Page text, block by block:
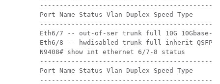
Port Name Status Vlan Duplex Speed Type
Eth6/7 -- out-of-ser trunk full 10G 10Gbase-
Eth6/8 -- hwdisabled trunk full inherit QSFP-
N9408# show int ethernet 6/7-8 status
Port Name Status Vlan Duplex Speed Type